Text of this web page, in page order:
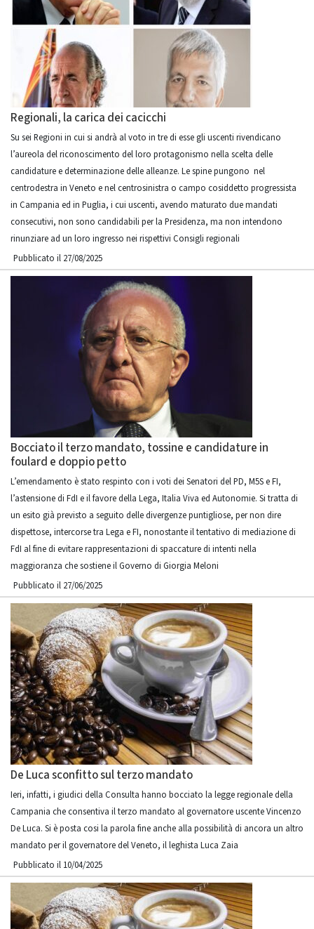
Regionali, la carica dei cacicchi
Su sei Regioni in cui si andrà al voto in tre di esse gli uscenti rivendicano
l’aureola del riconoscimento del loro protagonismo nella scelta delle
candidature e determinazione delle alleanze. Le spine pungono nel
centrodestra in Veneto e nel centrosinistra o campo cosiddetto progressista
in Campania ed in Puglia, i cui uscenti, avendo maturato due mandati
consecutivi, non sono candidabili per la Presidenza, ma non intendono
rinunziare ad un loro ingresso nei rispettivi Consigli regionali
Pubblicato il 27/08/2025
Bocciato il terzo mandato, tossine e candidature in
foulard e doppio petto
L’emendamento è stato respinto con i voti dei Senatori del PD, M5S e FI,
l’astensione di FdI e il favore della Lega, Italia Viva ed Autonomie. Si tratta di
un esito già previsto a seguito delle divergenze puntigliose, per non dire
dispettose, intercorse tra Lega e FI, nonostante il tentativo di mediazione di
FdI al fine di evitare rappresentazioni di spaccature di intenti nella
maggioranza che sostiene il Governo di Giorgia Meloni
Pubblicato il 27/06/2025
De Luca sconfitto sul terzo mandato
Ieri, infatti, i giudici della Consulta hanno bocciato la legge regionale della
Campania che consentiva il terzo mandato al governatore uscente Vincenzo
De Luca. Si è posta cosi la parola fine anche alla possibilità di ancora un altro
mandato per il governatore del Veneto, il leghista Luca Zaia
Pubblicato il 10/04/2025